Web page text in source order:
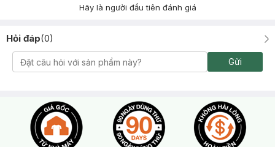
Hãy là người đầu tiên đánh giá
Hỏi đáp(0)
Gửi